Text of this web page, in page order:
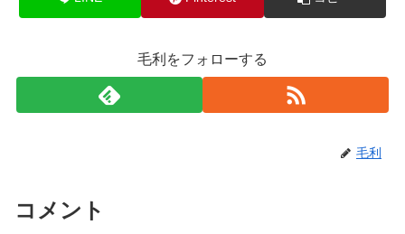
毛利をフォローする
毛利
コメント